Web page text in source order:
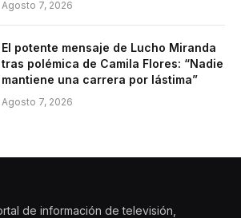
Agosto 7, 2026
El potente mensaje de Lucho Miranda
tras polémica de Camila Flores: “Nadie
mantiene una carrera por lástima”
Agosto 7, 2026
de información de televisión,